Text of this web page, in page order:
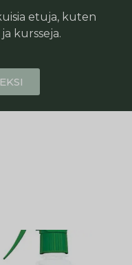
etuja, kuten
kursseja.